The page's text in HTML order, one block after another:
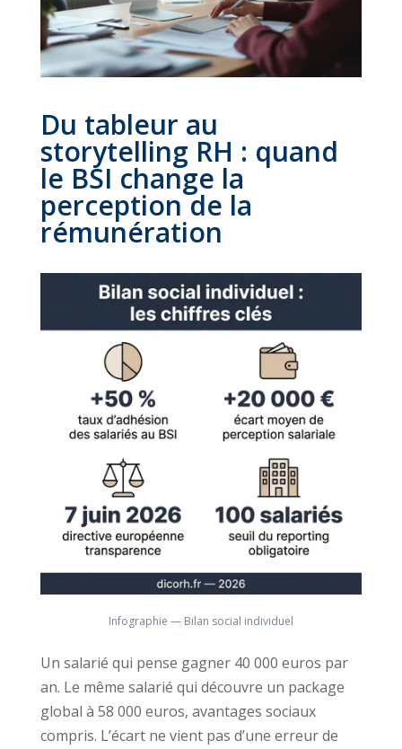
Du tableur au
storytelling RH : quand
le BSI change la
perception de la
rémunération
Infographie — Bilan social individuel
Un salarié qui pense gagner 40 000 euros par
an. Le même salarié qui découvre un package
global à 58 000 euros, avantages sociaux
compris. L’écart ne vient pas d’une erreur de